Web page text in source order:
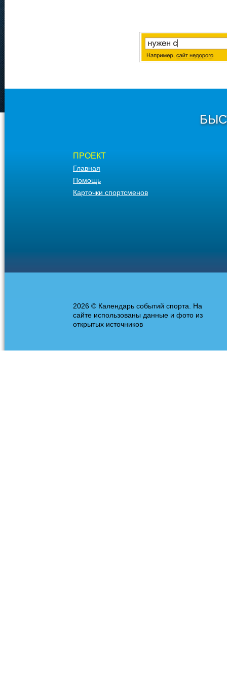
ПРОЕКТ
Главная
Помощь
Карточки спортсменов
2026 © Календарь событий спорта. На
сайте использованы данные и фото из
открытых источников